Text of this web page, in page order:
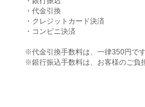
・代金引換
・クレジットカード決済
・コンビニ決済
※代金引換手数料は、一律350円です
※銀行振込手数料は、お客様のご負